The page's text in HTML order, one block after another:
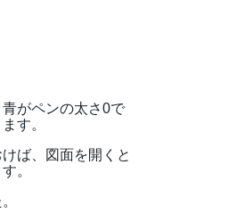
がペンの太さ0で
す。
ば、図面を開くと
。